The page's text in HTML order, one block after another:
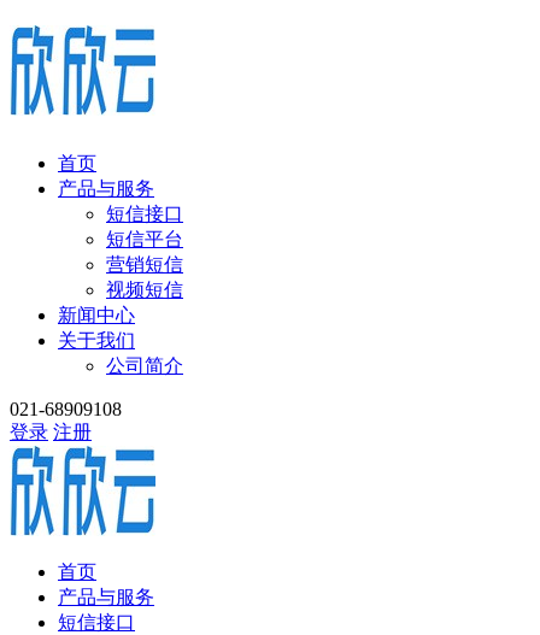
首页
产品与服务
短信接口
短信平台
营销短信
视频短信
新闻中心
关于我们
公司简介
021-68909108
登录 注册
首页
产品与服务
短信接口